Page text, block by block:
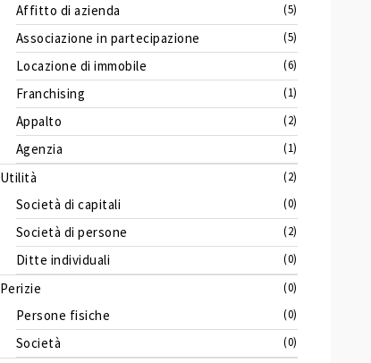
Affitto di azienda (5)
Associazione in partecipazione (5)
Locazione di immobile (6)
Franchising (1)
Appalto (2)
Agenzia (1)
Utilità (2)
Società di capitali (0)
Società di persone (2)
Ditte individuali (0)
Perizie (0)
Persone fisiche (0)
Società (0)